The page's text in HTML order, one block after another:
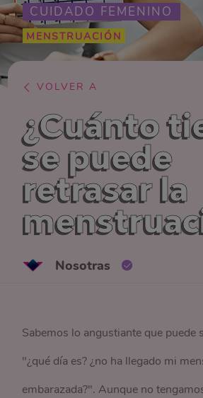
CUIDADO FEMENINO
MENSTRUACIÓN
VOLVER A
¿Cuánto
se puede
retrasar la
Nosotras
Sabemos lo angustiante que puede
"¿qué día es? ¿no ha llegado mi
embarazada?". Aunque no